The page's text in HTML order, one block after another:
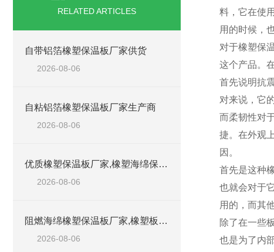
RELATED ARTICLES
自带铝箔橡塑保温板厂家供货
2026-08-06
自粘铝箔橡塑保温板厂家生产商
2026-08-06
优质橡塑保温板厂家,橡塑海绵保温材料供货商
2026-08-06
阻燃海绵橡塑保温板厂家,橡塑板厂家销售点
2026-08-06
料，它在使
用的时候，
对于橡塑保
这个产品。
首先说明抗
对来说，它
而柔韧性对
捷。在外观
因。
首先是这种
也就会对于
用的，而其
除了在一些
也是为了内